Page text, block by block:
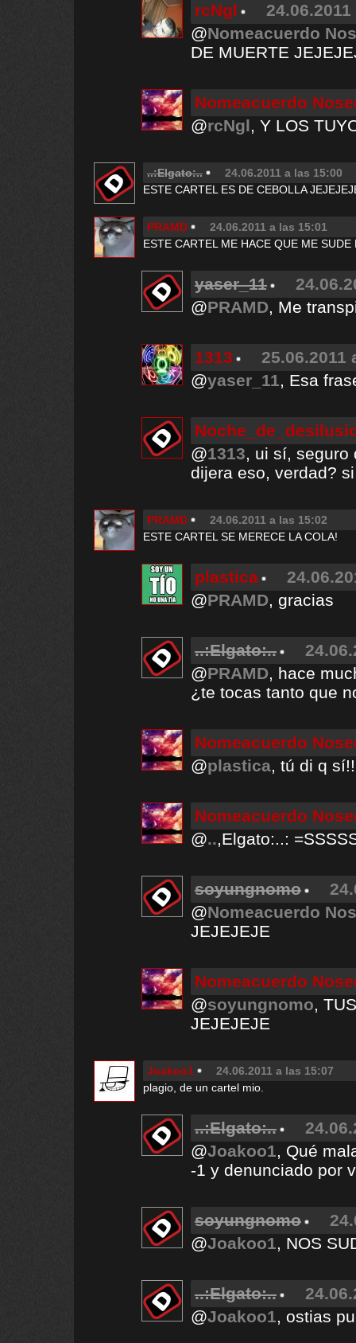
rcNgl
@Nomeacuerdo
DE MUERTE
Nomeacuerdo
@rcNgl, Y LOS
..:Elgato:..
24.06.2011 a las 15:00
ESTE CARTEL ES DE CEBOLLA
PRAMD
24.06.2011 a las 15:01
ESTE CARTEL ME HACE QUE ME SUDE
yaser_11
@PRAMD, Me
1313
25.06.2011
@yaser_11, Esa
@1313, ui sí, seguro
dijera eso, verdad?
PRAMD
24.06.2011 a las 15:02
ESTE CARTEL SE MERECE LA COLA!
plastica
@PRAMD, gracias
..:Elgato:..
@PRAMD, hace
¿te tocas tanto que
Nomeacuerdo
@plastica, tú di q
Nomeacuerdo
@..,Elgato:..:
soyungnomo
@Nomeacuerdo
JEJEJEJE
Nomeacuerdo
@soyungnomo,
JEJEJEJE
Joakoo1
24.06.2011 a las 15:07
plagio, de un cartel mio.
..:Elgato:..
@Joakoo1, Qué
-1 y denunciado por
soyungnomo
@Joakoo1, NOS
..:Elgato:..
@Joakoo1, ostias